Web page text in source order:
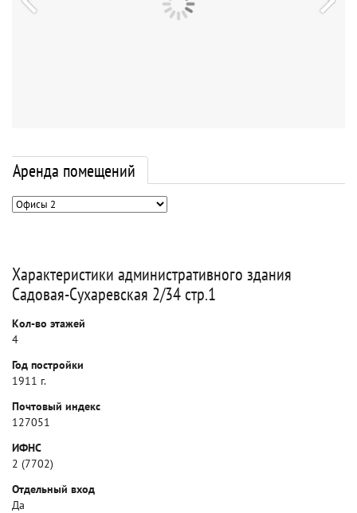
Аренда помещений
Характеристики административного здания
Садовая-Сухаревская 2/34 стр.1
Кол-во этажей
4
Год постройки
1911 г.
Почтовый индекс
127051
ИФНС
2 (7702)
Отдельный вход
Да